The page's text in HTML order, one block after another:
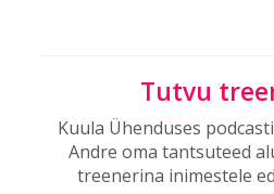
Tutvu
Kuula Ühenduses
Andre oma tantsuteed
treenerina inimestele